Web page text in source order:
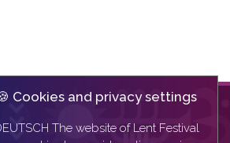
Cookies and privacy settings
The website of Lent Festival